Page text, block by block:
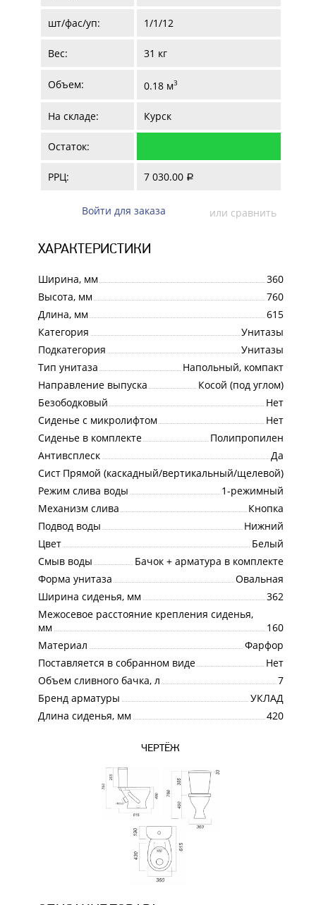
шт/фас/уп: 1/1/12
Вес: 31 кг
Объем: 0.18 м3
На складе: Курск
Остаток:
РРЦ: 7 030.00 a
Войти для заказа или сравнить
ХАРАКТЕРИСТИКИ
Ширина, мм
360
Высота, мм
760
Длина, мм
615
Категория
Унитазы
Подкатегория
Унитазы
Тип унитаза
Напольный, компакт
Направление выпуска
Косой (под углом)
Безободковый
Нет
Сиденье с микролифтом
Нет
Сиденье в комплекте
Полипропилен
Антивсплеск
Да
Система смыва
Прямой (каскадный/вертикальный/щелевой)
Режим слива воды
1-режимный
Механизм слива
Кнопка
Подвод воды
Нижний
Цвет
Белый
Смыв воды
Бачок + арматура в комплекте
Форма унитаза
Овальная
Ширина сиденья, мм
362
Межосевое расстояние крепления сиденья,
мм
160
Материал
Фарфор
Поставляется в собранном виде
Нет
Объем сливного бачка, л
7
Бренд арматуры
УКЛАД
Длина сиденья, мм
420
ЧЕРТЁЖ